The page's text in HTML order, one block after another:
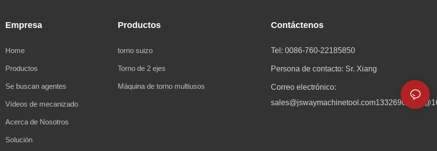
Empresa
Home
Productos
Se buscan agentes
Vídeos de mecanizado
Acerca de Nosotros
Solución
Productos
torno suizo
Torno de 2 ejes
Máquina de torno multiusos
Contáctenos
Tel: 0086-760-22185850
Persona de contacto: Sr. Xiang
Correo electrónico:
sales@jswaymachinetool.com